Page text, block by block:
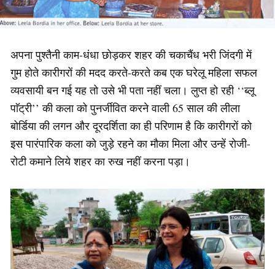
अपना पुश्तैनी काम-धंधा छोड़कर शहर की चकाचैंध भरी जिंदगी में
गुम होते कारीगरों की मदद करते-करते कब एक घरेलू महिला सफल
व्यवसायी बन गई यह तो उसे भी पता नहीं चला। लुप्त हो रही ‘‘ब्लू
पाॅट्री’’ की कला को पुनर्जीवित करने वाली 65 साल की लीला
बोर्डिया की लगन और दूरदर्शिता का ही परिणाम है कि कारीगरों को
इस पारंपारिक कला को जुड़े रहने का मौका मिला और उन्हें रोजी-
रोटी कमाने लिये शहर का रुख नहीं करना पड़ा।